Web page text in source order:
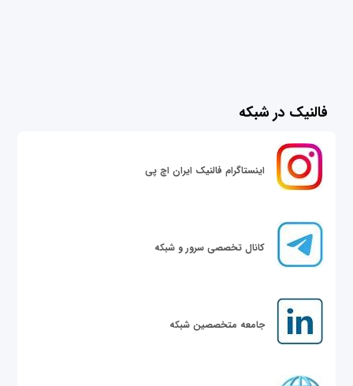
فالنیک در شبکه
اینستاگرام فالنیک ایران اچ پی
کانال تخصصی سرور و شبکه
جامعه متخصصین شبکه